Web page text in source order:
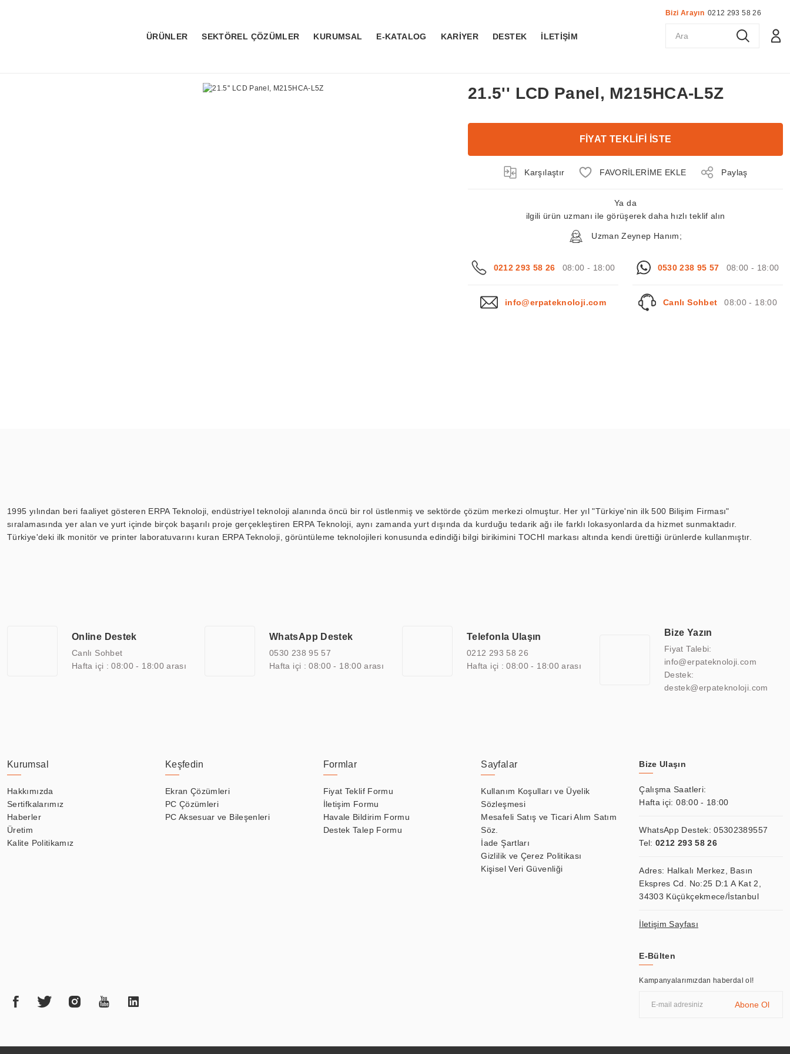
ÜRÜNLER SEKTÖREL ÇÖZÜMLER KURUMSAL E-KATALOG KARİYER DESTEK İLETİŞİM
Bizi Arayın 0212 293 58 26
21.5'' LCD Panel, M215HCA-L5Z
FİYAT TEKLİFİ İSTE
Karşılaştır Paylaş
Ya da
ilgili ürün uzmanı ile görüşerek daha hızlı teklif alın
Uzman Zeynep Hanım;
0212 293 58 26 08:00 - 18:00 0530 238 95 57 08:00 - 18:00
info@erpateknoloji.com Canlı Sohbet 08:00 - 18:00
1995 yılından beri faaliyet gösteren ERPA Teknoloji, endüstriyel teknoloji alanında öncü bir rol üstlenmiş ve sektörde çözüm merkezi olmuştur. Her yıl "Türkiye'nin ilk 500 Bilişim Firması"
sıralamasında yer alan ve yurt içinde birçok başarılı proje gerçekleştiren ERPA Teknoloji, aynı zamanda yurt dışında da kurduğu tedarik ağı ile farklı lokasyonlarda da hizmet sunmaktadır.
Türkiye'deki ilk monitör ve printer laboratuvarını kuran ERPA Teknoloji, görüntüleme teknolojileri konusunda edindiği bilgi birikimini TOCHI markası altında kendi ürettiği ürünlerde kullanmıştır.
arasında yer almaktadır. ERPA Teknoloji, uluslararası standartlarda kalite belgelerine ve sertifikalara sahip olup, etik değerlere bağlı bir şekilde hareket etmektedir. Kaliteli ekipmanı, uzman kadroları,
yılların getirdiği bilgi ve tecrübe ile birleştiren ERPA Teknoloji, özel çözümleri ile iş ortaklarının öne çıkmasına ve sürekli gelişimine katkı sağlamaktadır.
Online Destek
Canlı Sohbet
Hafta içi : 08:00 - 18:00 arası
WhatsApp Destek
0530 238 95 57
Hafta içi : 08:00 - 18:00 arası
Telefonla Ulaşın
0212 293 58 26
Hafta içi : 08:00 - 18:00 arası
Bize Yazın
Fiyat Talebi:
info@erpateknoloji.com
Destek:
destek@erpateknoloji.com
Kurumsal
Hakkımızda
Sertifkalarımız
Haberler
Üretim
Kalite Politikamız
Keşfedin
Ekran Çözümleri
PC Çözümleri
PC Aksesuar ve Bileşenleri
Formlar
Fiyat Teklif Formu
İletişim Formu
Havale Bildirim Formu
Destek Talep Formu
Sayfalar
Kullanım Koşulları ve Üyelik
Sözleşmesi
Mesafeli Satış ve Ticari Alım Satım
Söz.
İade Şartları
Gizlilik ve Çerez Politikası
Kişisel Veri Güvenliği
Bize Ulaşın
Çalışma Saatleri:
Hafta içi: 08:00 - 18:00
WhatsApp Destek:05302389557
Tel: 0212 293 58 26
Adres: Halkalı Merkez, Basın
Ekspres Cd. No:25 D:1 A Kat 2,
34303 Küçükçekmece/İstanbul
İletişim Sayfası
E-Bülten
Kampanyalarımızdan haberdal ol!
Abone Ol